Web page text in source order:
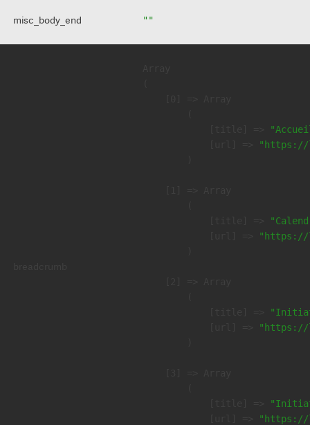
misc_body_end ""
"https://
"https://
"https://
"https://